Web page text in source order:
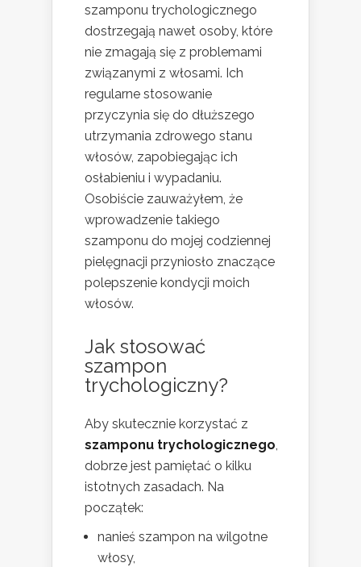
szamponu trychologicznego
dostrzegają nawet osoby, które
nie zmagają się z problemami
związanymi z włosami. Ich
regularne stosowanie
przyczynia się do dłuższego
utrzymania zdrowego stanu
włosów, zapobiegając ich
osłabieniu i wypadaniu.
Osobiście zauważyłem, że
wprowadzenie takiego
szamponu do mojej codziennej
pielęgnacji przyniosło znaczące
polepszenie kondycji moich
włosów.
Jak stosować
szampon
trychologiczny?
Aby skutecznie korzystać z
szamponu trychologicznego,
dobrze jest pamiętać o kilku
istotnych zasadach. Na
początek:
nanieś szampon na wilgotne
włosy,